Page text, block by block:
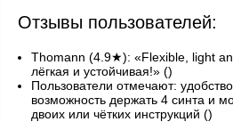
Отзывы пользователей:
Thomann (4.9★): «Flexible, light
лёгкая и устойчивая!» ()
Пользователи отмечают: удобство
возможность держать 4 синта и
двоих или чётких инструкций ()